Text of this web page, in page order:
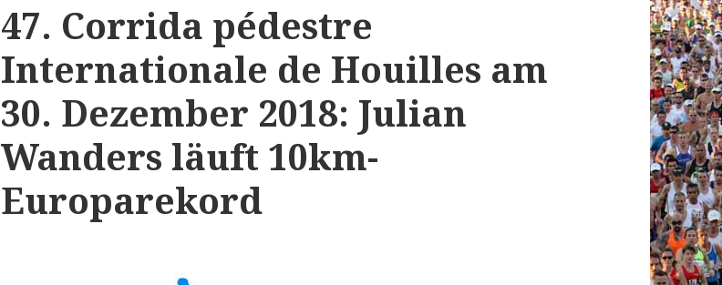
47. Corrida pédestre
Internationale de Houilles am
30. Dezember 2018: Julian
Wanders läuft 10km-
Europarekord